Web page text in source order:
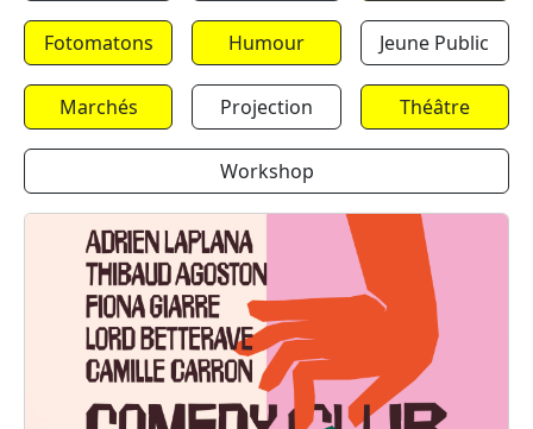
Fotomatons Humour Jeune Public
Marchés Projection Théâtre
Workshop